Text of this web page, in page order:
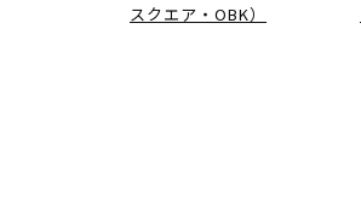
スクエア・OBK）